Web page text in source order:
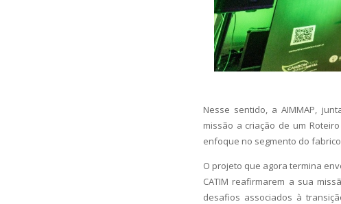
Nesse sentido, a AIMMAP,
missão a criação de um
enfoque no segmento do
O projeto que agora termina
CATIM reafirmarem a sua
desafios associados à